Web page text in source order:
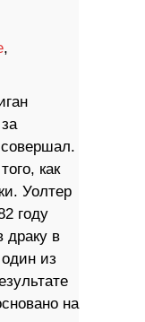
,
совершал.
как
Уолтер
году
драку в
из
на